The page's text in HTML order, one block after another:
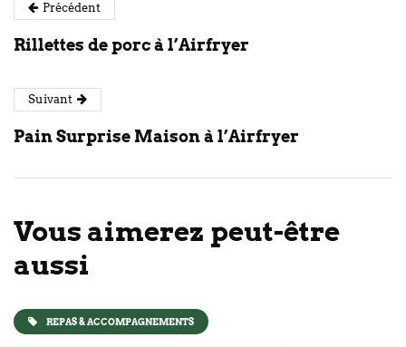
Précédent
Rillettes de porc à l’Airfryer
Suivant
Pain Surprise Maison à l’Airfryer
Vous aimerez peut-être
aussi
REPAS & ACCOMPAGNEMENTS